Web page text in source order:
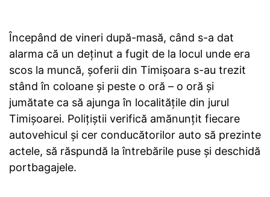
Începând de vineri după-masă, când s-a dat
alarma că un deținut a fugit de la locul unde era
scos la muncă, șoferii din Timișoara s-au trezit
stând în coloane și peste o oră – o oră și
jumătate ca să ajunga în localitățile din jurul
Timișoarei. Polițiștii verifică amănunțit fiecare
autovehicul și cer conducătorilor auto să prezinte
actele, să răspundă la întrebările puse și deschidă
portbagajele.